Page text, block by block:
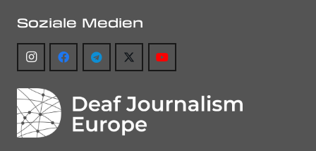
Soziale Medien